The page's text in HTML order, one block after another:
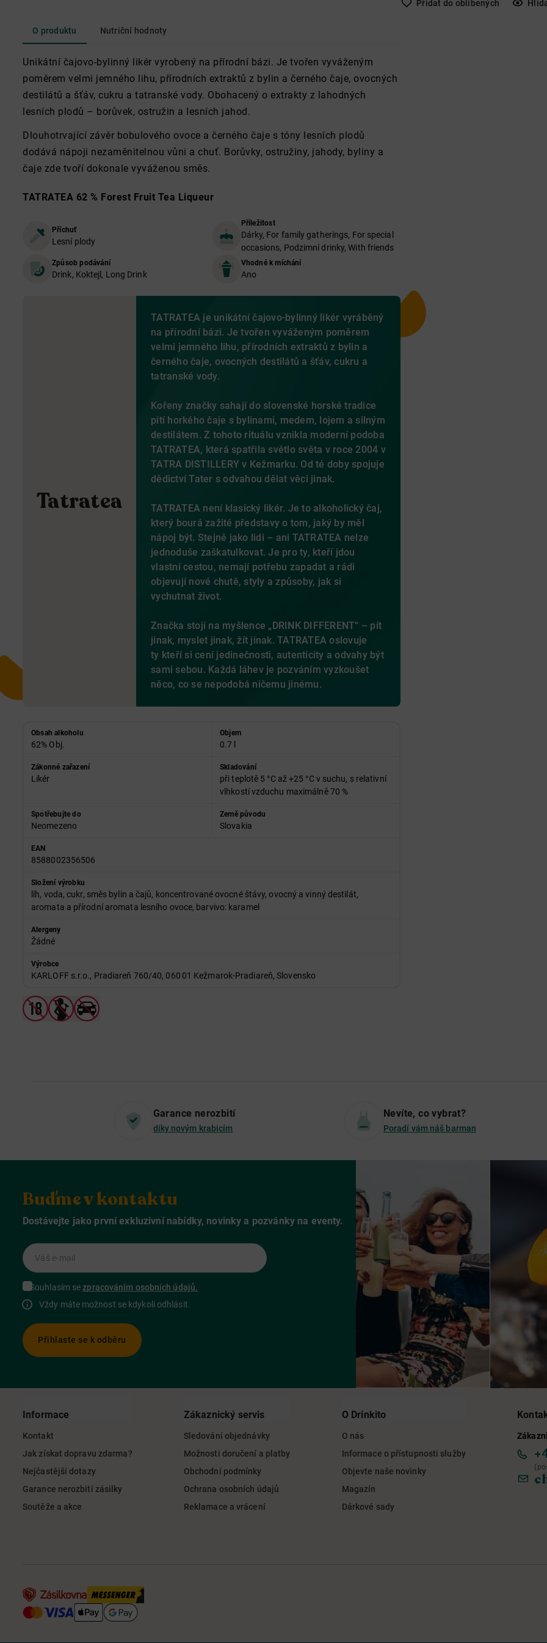
O produktu Nutriční hodnoty
Unikátní čajovo-bylinný likér vyrobený na přírodní bázi. Je tvořen vyváženým
poměrem velmi jemného lihu, přírodních extraktů z bylin a černého čaje, ovocných
destilátů a šťáv, cukru a tatranské vody. Obohacený o extrakty z lahodných
lesních plodů – borůvek, ostružin a lesních jahod.
Dlouhotrvající závěr bobulového ovoce a černého čaje s tóny lesních plodů
dodává nápoji nezaměnitelnou vůni a chuť. Borůvky, ostružiny, jahody, byliny a
čaje zde tvoří dokonale vyváženou směs.
TATRATEA 62 % Forest Fruit Tea Liqueur
Příchuť
Lesní plody
Příležitost
Dárky, For family gatherings, For special
occasions, Podzimní drinky, With friends
Způsob podávání
Drink, Koktejl, Long Drink
Vhodné k míchání
Ano
Tatratea
TATRATEA je unikátní čajovo-bylinný likér vyráběný
na přírodní bázi. Je tvořen vyváženým poměrem
velmi jemného lihu, přírodních extraktů z bylin a
černého čaje, ovocných destilátů a šťáv, cukru a
tatranské vody.
Kořeny značky sahají do slovenské horské tradice
pití horkého čaje s bylinami, medem, lojem a silným
destilátem. Z tohoto rituálu vznikla moderní podoba
TATRATEA, která spatřila světlo světa v roce 2004 v
TATRA DISTILLERY v Kežmarku. Od té doby spojuje
dědictví Tater s odvahou dělat věci jinak.
TATRATEA není klasický likér. Je to alkoholický čaj,
který bourá zažité představy o tom, jaký by měl
nápoj být. Stejně jako lidi – ani TATRATEA nelze
jednoduše zaškatulkovat. Je pro ty, kteří jdou
vlastní cestou, nemají potřebu zapadat a rádi
objevují nové chutě, styly a způsoby, jak si
vychutnat život.
Značka stojí na myšlence „DRINK DIFFERENT“ – pít
jinak, myslet jinak, žít jinak. TATRATEA oslovuje
ty kteří si cení jedinečnosti, autenticity a odvahy být
sami sebou. Každá láhev je pozváním vyzkoušet
něco, co se nepodobá ničemu jinému.
Obsah alkoholu
62% Obj.
Objem
0.7 l
Zákonné zařazení
Likér
Skladování
při teplotě 5 °C až +25 °C v suchu, s relativní
vlhkostí vzduchu maximálně 70 %
Spotřebujte do
Neomezeno
Země původu
Slovakia
EAN
8588002356506
Složení výrobku
líh, voda, cukr, směs bylin a čajů, koncentrované ovocné štávy, ovocný a vinný destilát,
aromata a přírodní aromata lesního ovoce, barvivo: karamel
Alergeny
Žádné
Výrobce
KARLOFF s.r.o., Pradiareň 760/40, 060 01 Kežmarok‑Pradiareň, Slovensko
Přidat do oblíbených
Garance nerozbití
díky novým krabicím
Nevíte, co vybrat?
Poradí vám náš barman
Buďme v kontaktu
Dostávejte jako první exkluzivní nabídky, novinky a pozvánky na eventy.
Váš e-mail
Souhlasím sezpracováním osobních údajů.
Vždy máte možnost se kdykoli odhlásit.
Přihlaste se k odběru
Informace
Kontakt
Jak získat dopravu zdarma?
Nejčastější dotazy
Garance nerozbití zásilky
Soutěže a akce
Zákaznický servis
Sledování objednávky
Možnosti doručení a platby
Obchodní podmínky
Ochrana osobních údajů
Reklamace a vrácení
O Drinkito
O nás
Informace o přístupnosti služby
Objevte naše novinky
Magazín
Dárkové sady